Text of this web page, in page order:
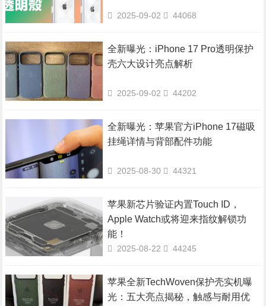
2025-09-02 44068
全新曝光：iPhone 17 Pro透明保护
壳六大设计亮点解析
2025-09-02 44202
全新曝光：苹果官方iPhone 17磁吸
挂绳详情与背部配件功能
2025-08-30 44321
苹果新芯片验证内置Touch ID，
Apple Watch或将迎来指纹解锁功
能！
2025-08-22 44245
苹果全新TechWoven保护壳实机曝
光：五大亮点揭秘，触感与耐用优